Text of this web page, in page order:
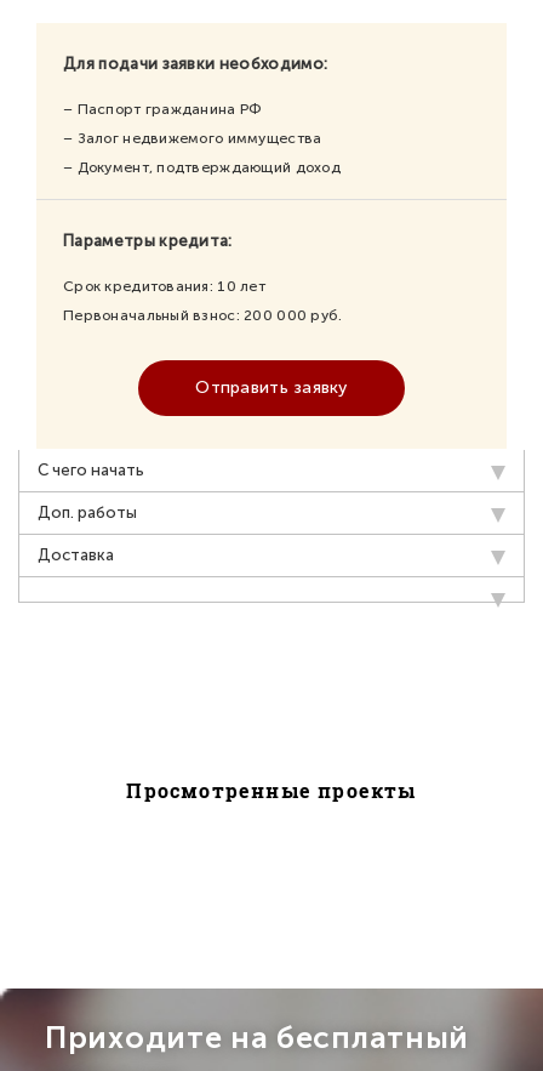
Для подачи заявки необходимо:
– Паспорт гражданина РФ
– Залог недвижемого иммущества
– Документ, подтверждающий доход
Параметры кредита:
Срок кредитования: 10 лет
Первоначальный взнос: 200 000 руб.
Отправить заявку
С чего начать
Доп. работы
Доставка
Просмотренные проекты
Приходите на бесплатный